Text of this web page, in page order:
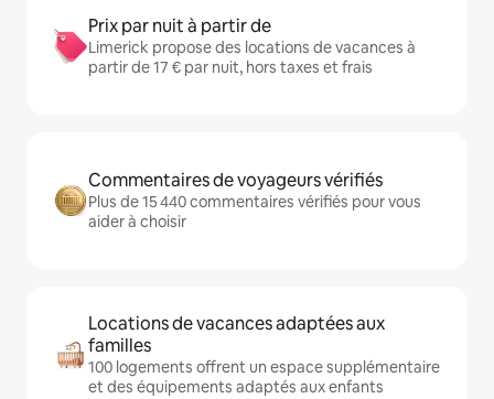
Prix par nuit à partir de
Limerick propose des locations de vacances à
partir de 17 € par nuit, hors taxes et frais
Commentaires de voyageurs vérifiés
Plus de 15 440 commentaires vérifiés pour vous
aider à choisir
Locations de vacances adaptées aux
familles
100 logements offrent un espace supplémentaire
et des équipements adaptés aux enfants